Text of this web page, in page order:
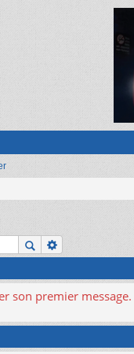
son premier